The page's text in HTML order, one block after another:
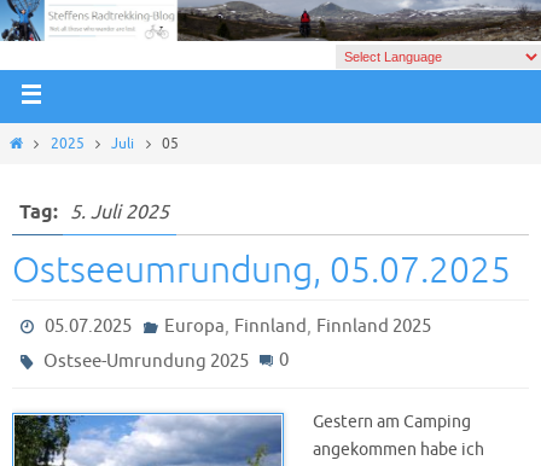
2025 Juli 05
Tag: 5. Juli 2025
Ostseeumrundung, 05.07.2025
05.07.2025 Europa, Finnland, Finnland 2025
Ostsee-Umrundung 2025
0
Gestern am Camping
angekommen habe ich